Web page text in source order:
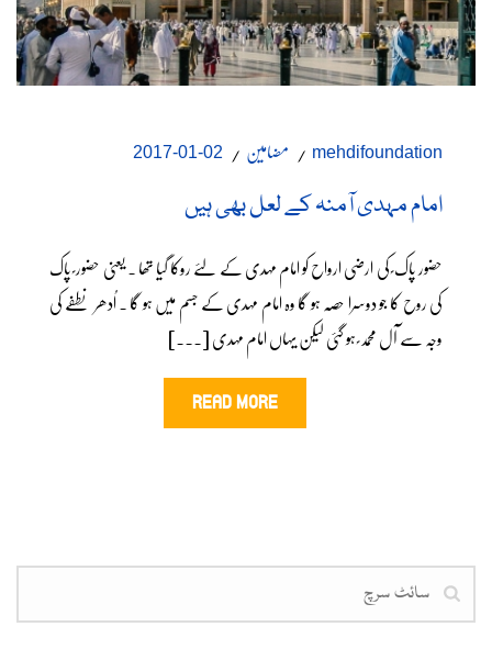
mehdifoundation مضامین 02-01-2017
امام مہدی آمنہ کے لعل بھی ہیں
حضور پاک ؐ کی ارضی ارواح کو امام مہدی کے لئے روکا گیا تھا ۔ یعنی حضور ؐ پاک
کی روح کا جو دوسرا حصہ ہو گا وہ امام مہدی کے جسم میں ہو گا ۔ اُدھر نطفے کی
وجہ سے آل محمد ؐ ہو گئی لیکن یہاں امام مہدی [...]
READ MORE